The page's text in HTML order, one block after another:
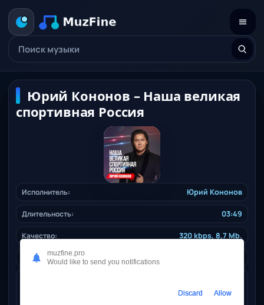
Юрий Кононов – Наша великая
спортивная Россия
Исполнитель: Юрий Кононов
Длительность: 03:49
Качество: 320 kbps, 8,7 Mb.
Жанр:
Юрий Кононов – Наша великая спортивная Россия
muzfine.pro
Would like to send you notifications
Discard Allow